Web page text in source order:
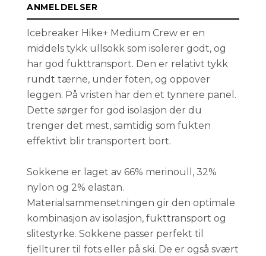
ANMELDELSER
Icebreaker Hike+ Medium Crew er en
middels tykk ullsokk som isolerer godt, og
har god fukttransport. Den er relativt tykk
rundt tærne, under foten, og oppover
leggen. På vristen har den et tynnere panel.
Dette sørger for god isolasjon der du
trenger det mest, samtidig som fukten
effektivt blir transportert bort.
Sokkene er laget av 66% merinoull, 32%
nylon og 2% elastan.
Materialsammensetningen gir den optimale
kombinasjon av isolasjon, fukttransport og
slitestyrke. Sokkene passer perfekt til
fjellturer til fots eller på ski. De er også svært